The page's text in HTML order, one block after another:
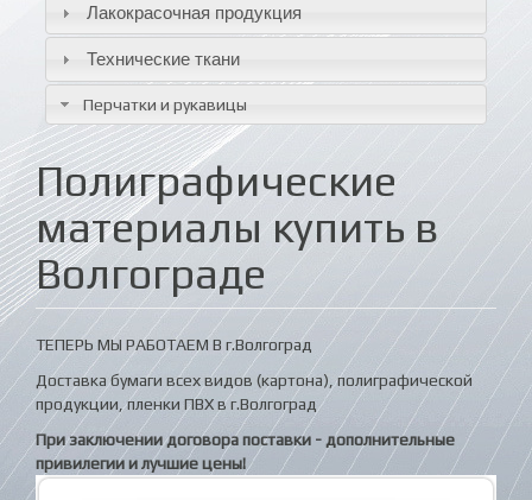
Лакокрасочная продукция
Технические ткани
Перчатки и рукавицы
Полиграфические
материалы купить в
Волгограде
ТЕПЕРЬ МЫ РАБОТАЕМ В г.Волгоград
Доставка бумаги всех видов (картона), полиграфической
продукции, пленки ПВХ в г.Волгоград
При заключении договора поставки - дополнительные
привилегии и лучшие цены!